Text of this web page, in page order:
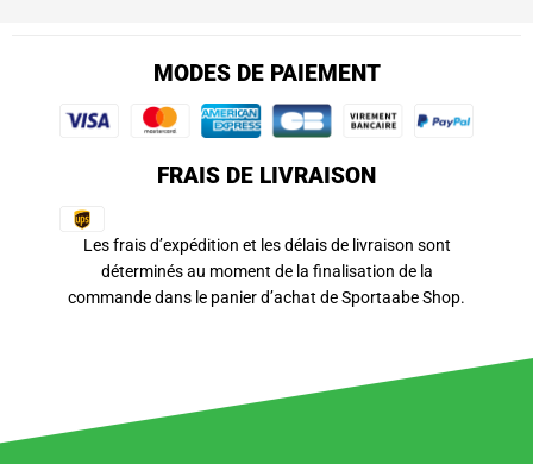
MODES DE PAIEMENT
FRAIS DE LIVRAISON
Les frais d’expédition et les délais de livraison sont
déterminés au moment de la finalisation de la
commande dans le panier d’achat de Sportaabe Shop.